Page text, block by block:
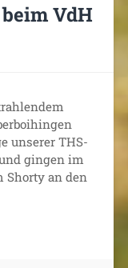
VdH
unserer THS-
gingen im
Shorty an den